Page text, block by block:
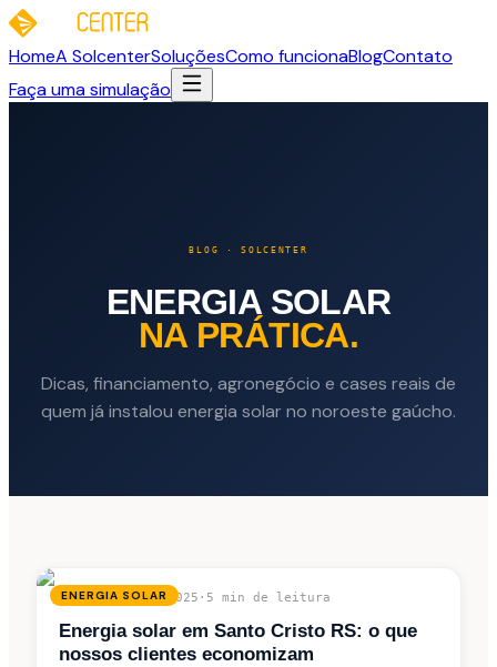
HomeA SolcenterSoluçõesComo funcionaBlogContato
Faça uma simulação
BLOG · SOLCENTER
ENERGIA SOLAR
NA PRÁTICA.
Dicas, financiamento, agronegócio e cases reais de
quem já instalou energia solar no noroeste gaúcho.
ENERGIA SOLAR
07 de jun. de 2025 · 5 min de leitura
Energia solar em Santo Cristo RS: o que
nossos clientes economizam